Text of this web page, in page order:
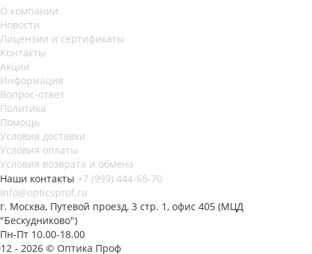
О компании
Новости
Лицензии и сертификаты
Контакты
Акции
Информация
Вопрос-ответ
Политика
Помощь
Условия доставки
Условия оплаты
Условия возврата и обмена
Наши контакты +7 (999) 444-68-70
info@opticsprof.ru
г. Москва, Путевой проезд, 3 стр. 1, офис 405 (МЦД
"Бескудниково")
Пн-Пт 10.00-18.00
- 2026 © Оптика Проф